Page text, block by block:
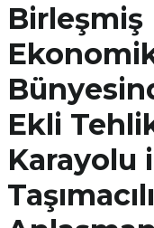
Ekli
Karayolu